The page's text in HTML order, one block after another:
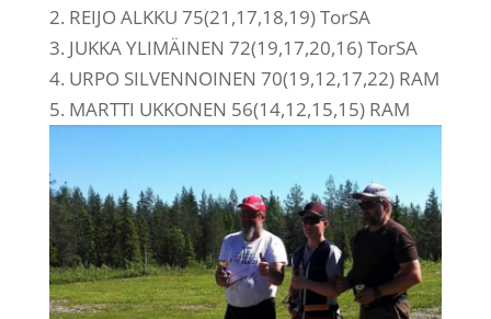
2. REIJO ALKKU 75(21,17,18,19) TorSA
3. JUKKA YLIMÄINEN 72(19,17,20,16) TorSA
4. URPO SILVENNOINEN 70(19,12,17,22) RAM
5. MARTTI UKKONEN 56(14,12,15,15) RAM